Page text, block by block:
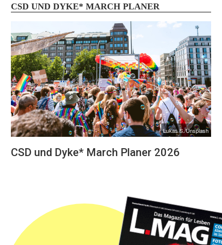
CSD UND DYKE* MARCH PLANER
Lukas S./Unsplash
CSD und Dyke* March Planer 2026